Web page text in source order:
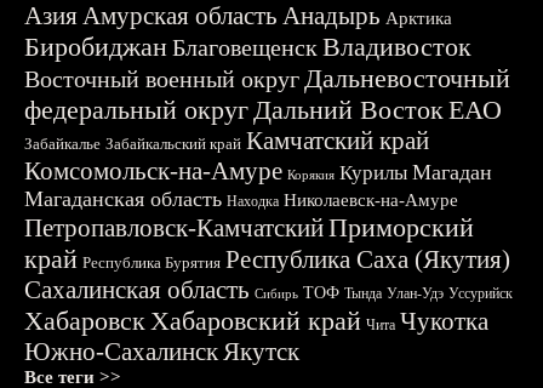
АзияАмурская область Анадырь Арктика
БиробиджанБлаговещенскВладивосток
Восточный военный округДальневосточный
федеральный округДальний ВостокЕАО
Забайкалье Забайкальский край Камчатский край
Комсомольск-на-Амуре Корякия Курилы Магадан
Магаданская область Находка Николаевск-на-Амуре
Петропавловск-КамчатскийПриморский
край Республика Бурятия Республика Саха (Якутия)
Сахалинская область Сибирь ТОФ Тында Улан-Удэ Уссурийск
ХабаровскХабаровский край Чита Чукотка
Южно-СахалинскЯкутск
Все теги >>